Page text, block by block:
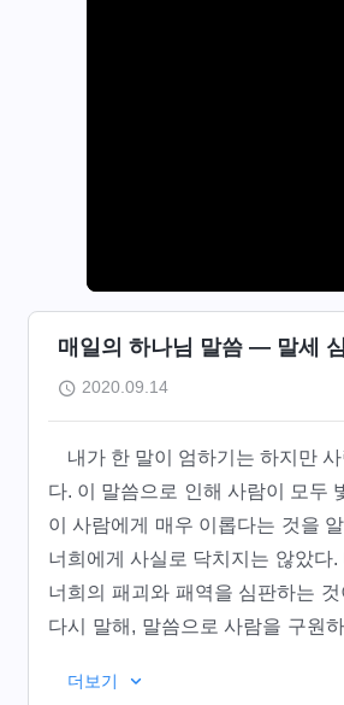
매일의 하나님 말씀 ― 말세
2020.09.14
내가 한 말이 엄하기는 하지만
다. 이 말씀으로 인해 사람이 모두
이 사람에게 매우 이롭다는 것을
너희에게 사실로 닥치지는 않았다
너희의 패괴와 패역을 심판하는
다시 말해, 말씀으로 사람을 구원
사람이 진리에 대한 깨달음을 바
더보기